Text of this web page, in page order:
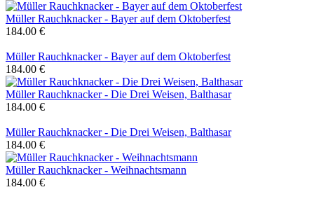
Müller Rauchknacker - Bayer auf dem Oktoberfest
184.00 €
Müller Rauchknacker - Bayer auf dem Oktoberfest
184.00 €
Müller Rauchknacker - Die Drei Weisen, Balthasar
184.00 €
Müller Rauchknacker - Die Drei Weisen, Balthasar
184.00 €
Müller Rauchknacker - Weihnachtsmann
184.00 €